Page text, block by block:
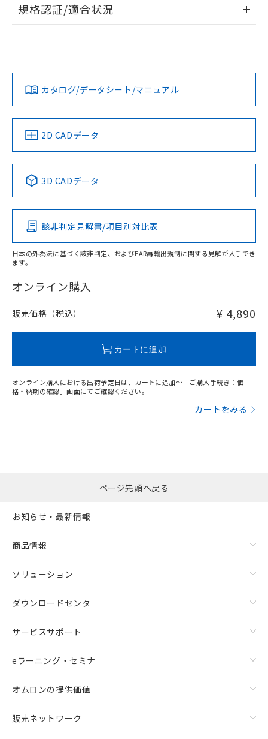
ログイン/会員登録
ダウンロードデータをご利用いただく前に、以下を必ずお読
みください。
ソフトウェアの使用条件
MKS3PN1 DC12のRoHS対応状況については、営業部門もし
この製品のRoHS/REACH対応状況ページへ
規格認証/適合状況
LR型式承認
（イギリス
船舶規格）
DNV型式承認
（ノルウェー
BV型式承認
（フランス
KR型式
（韓国
No No No No
この製品の規格認証/適合状況ページへ
その他の認証はこちらのページからご検索ください
カタログ/データシート/マニュアル
2D CADデータ
3D CADデータ
該非判定見解書/項目別対比表
日本の外為法に基づく該非判定、およびEAR再輸出規制に関する見解が入手でき
ます。
オンライン購入
販売価格（税込） ¥ 4,890
カートに追加
オンライン購入における出荷予定日は、カートに追加～「ご購入手続き：価
格・納期の確認」画面にてご確認ください。
カートをみる
ページ先頭へ戻る
お知らせ・最新情報
商品情報
ソリューション
ダウンロードセンタ
サービスサポート
eラーニング・セミナ
オムロンの提供価値
販売ネットワーク